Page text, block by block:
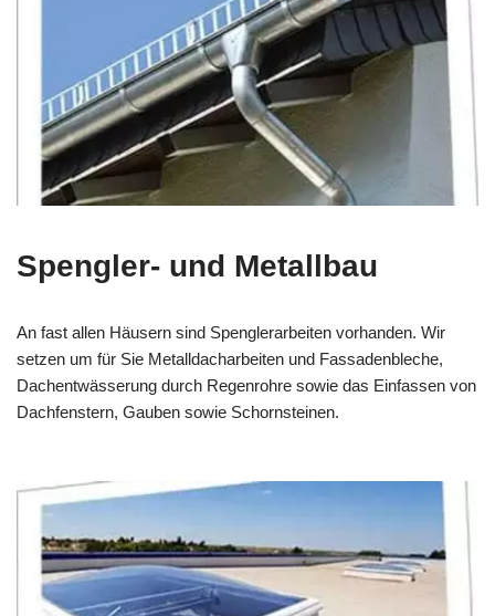
Spengler- und Metallbau
An fast allen Häusern sind Spenglerarbeiten vorhanden. Wir
setzen um für Sie Metalldacharbeiten und Fassadenbleche,
Dachentwässerung durch Regenrohre sowie das Einfassen von
Dachfenstern, Gauben sowie Schornsteinen.